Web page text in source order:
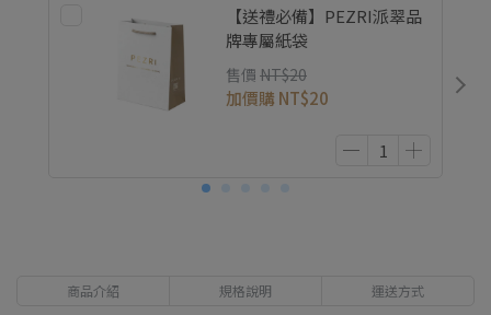
【送禮必備】PEZRI派翠品
牌專屬紙袋
售價 NT$20
加價購 NT$20
商品介紹 規格說明 運送方式